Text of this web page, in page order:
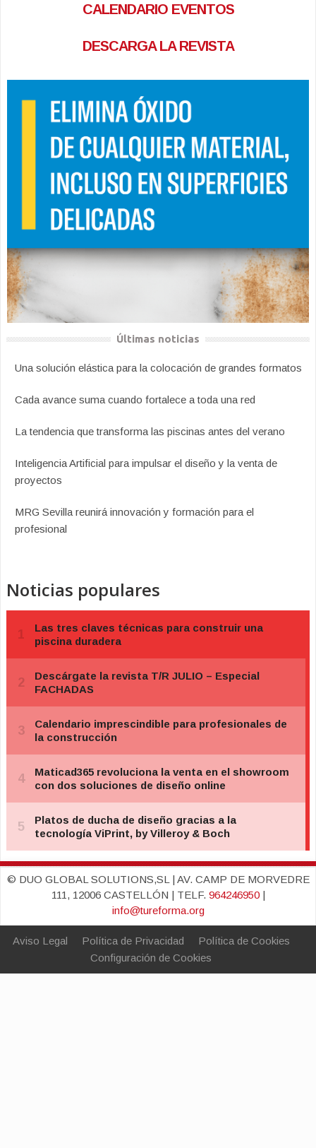
CALENDARIO EVENTOS
DESCARGA LA REVISTA
Últimas noticias
Una solución elástica para la colocación de grandes formatos
Cada avance suma cuando fortalece a toda una red
La tendencia que transforma las piscinas antes del verano
Inteligencia Artificial para impulsar el diseño y la venta de
proyectos
MRG Sevilla reunirá innovación y formación para el
profesional
Noticias populares
© DUO GLOBAL SOLUTIONS,SL | AV. CAMP DE MORVEDRE
111, 12006 CASTELLÓN | TELF. 964246950|
info@tureforma.org
Aviso Legal Política de Privacidad
Política de Cookies
Configuración de Cookies